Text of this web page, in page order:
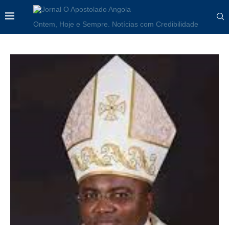
Ontem, Hoje e Sempre. Notícias com Credibilidade